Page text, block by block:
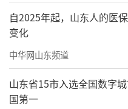
自2025年起，山东人的医
变化
中华网山东频道
山东省15市入选全国数字
国第一